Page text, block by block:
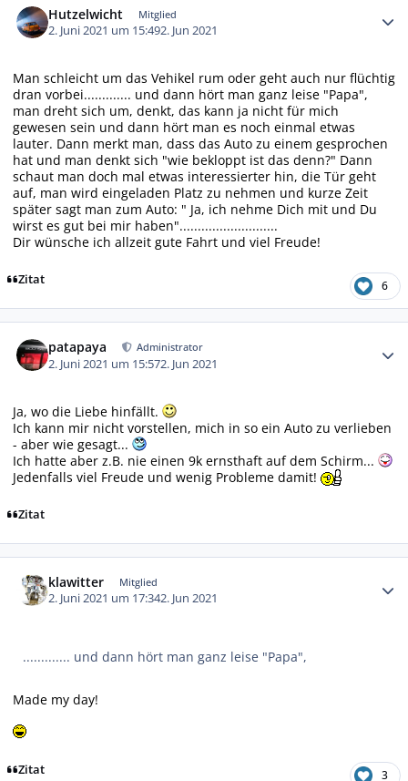
Hutzelwicht Mitglied
2. Juni 2021 um 15:492. Jun 2021
Man schleicht um das Vehikel rum oder geht auch nur flüchtig
dran vorbei............. und dann hört man ganz leise "Papa",
man dreht sich um, denkt, das kann ja nicht für mich
gewesen sein und dann hört man es noch einmal etwas
lauter. Dann merkt man, dass das Auto zu einem gesprochen
hat und man denkt sich "wie bekloppt ist das denn?" Dann
schaut man doch mal etwas interessierter hin, die Tür geht
auf, man wird eingeladen Platz zu nehmen und kurze Zeit
später sagt man zum Auto: " Ja, ich nehme Dich mit und Du
wirst es gut bei mir haben"...........................
Dir wünsche ich allzeit gute Fahrt und viel Freude!
Zitat 6
patapaya Administrator
2. Juni 2021 um 15:572. Jun 2021
Ja, wo die Liebe hinfällt.
Ich kann mir nicht vorstellen, mich in so ein Auto zu verlieben
- aber wie gesagt...
Ich hatte aber z.B. nie einen 9k ernsthaft auf dem Schirm...
Jedenfalls viel Freude und wenig Probleme damit!
Zitat
klawitter Mitglied
2. Juni 2021 um 17:342. Jun 2021
............. und dann hört man ganz leise "Papa",
Made my day!
Zitat 3